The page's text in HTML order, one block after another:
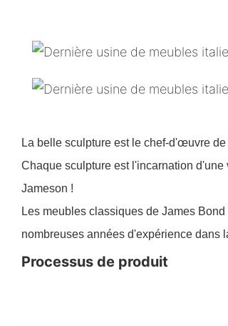
La belle sculpture est le chef-d'œuvre
Chaque sculpture est l'incarnation
Jameson !
Les meubles classiques de James
nombreuses années d'expérience dans
Processus de produit